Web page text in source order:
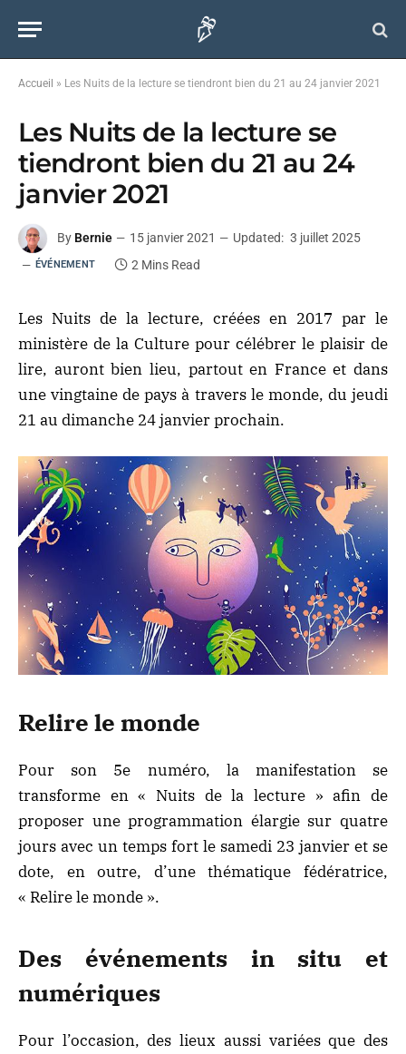
Accueil » Les Nuits de la lecture se tiendront bien du 21 au 24 janvier 2021
Les Nuits de la lecture se
tiendront bien du 21 au 24
janvier 2021
By Bernie 15 janvier 2021 Updated: 3 juillet 2025
ÉVÉNEMENT 2 Mins Read
Les Nuits de la lecture, créées en 2017 par le
ministère de la Culture pour célébrer le plaisir de
lire, auront bien lieu, partout en France et dans
une vingtaine de pays à travers le monde, du jeudi
21 au dimanche 24 janvier prochain.
Relire le monde
Pour son 5e numéro, la manifestation se
transforme en « Nuits de la lecture » afin de
proposer une programmation élargie sur quatre
jours avec un temps fort le samedi 23 janvier et se
dote, en outre, d’une thématique fédératrice,
« Relire le monde ».
Des événements in situ et
numériques
Pour l’occasion, des lieux aussi variées que des